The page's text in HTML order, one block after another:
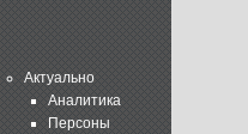
Актуально
Аналитика
Персоны